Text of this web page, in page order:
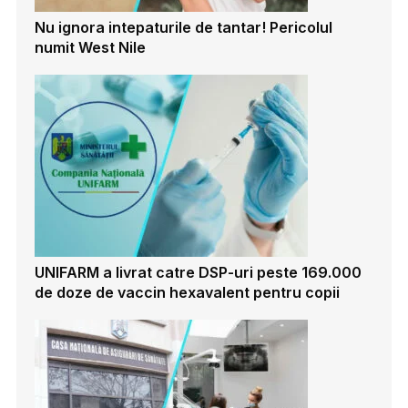
Nu ignora intepaturile de tantar! Pericolul
numit West Nile
UNIFARM a livrat catre DSP-uri peste 169.000
de doze de vaccin hexavalent pentru copii